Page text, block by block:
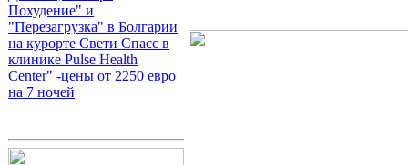
Похудение" и
"Перезагрузка" в Болгарии
на курорте Свети Спасс в
клинике Pulse Health
Center" -цены от 2250 евро
на 7 ночей